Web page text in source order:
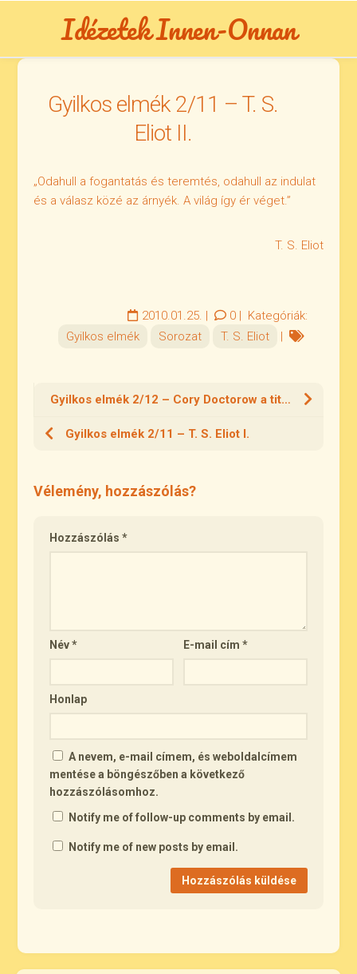
Idézetek Innen-Onnan
Gyilkos elmék 2/11 – T. S.
Eliot II.
„Odahull a fogantatás és teremtés, odahull az indulat
és a válasz közé az árnyék. A világ így ér véget.”
T. S. Eliot
2010.01.25. | 0| Kategóriák:
Gyilkos elmék
Sorozat T. S. Eliot |
Gyilkos elmék 2/12 – Cory Doctorow a titkokról
Gyilkos elmék 2/11 – T. S. Eliot I.
Vélemény, hozzászólás?
Hozzászólás*
Név* E-mail cím*
Honlap
A nevem, e-mail címem, és weboldalcímem
mentése a böngészőben a következő
hozzászólásomhoz.
Notify me of follow-up comments by email.
Notify me of new posts by email.